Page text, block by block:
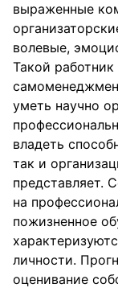
выраженные
волевые,
Такой
уметь научно
владеть
так и
представляет.
на
пожизненное
личности.
оценивание